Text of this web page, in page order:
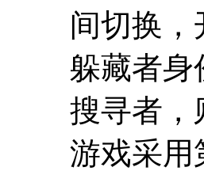
间切换，
躲藏者身
搜寻者，
游戏采用